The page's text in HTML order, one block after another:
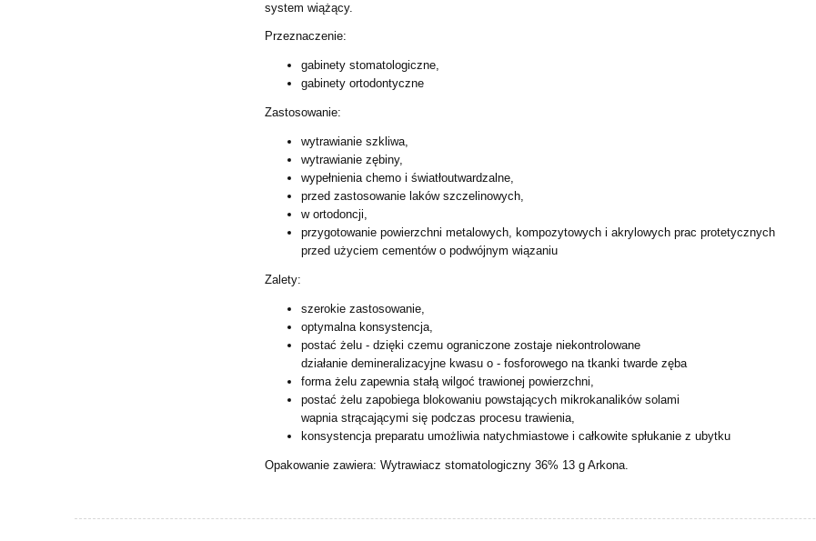
systemwiążący.
Przeznaczenie:
gabinety stomatologiczne,
gabinety ortodontyczne
Zastosowanie:
wytrawianie szkliwa,
wytrawianie zębiny,
wypełnienia chemo i światłoutwardzalne,
przed zastosowanie laków szczelinowych,
w ortodoncji,
przygotowanie powierzchni metalowych, kompozytowych i akrylowych pracprotetycznych
przed użyciem cementów o podwójnym wiązaniu
Zalety:
szerokie zastosowanie,
optymalna konsystencja,
postać żelu - dzięki czemu ograniczone zostaje niekontrolowane
działaniedemineralizacyjne kwasu o - fosforowego na tkanki twarde zęba
forma żelu zapewnia stałą wilgoć trawionej powierzchni,
postać żelu zapobiega blokowaniu powstających mikrokanalików solami
wapniastrącającymi się podczas procesu trawienia,
konsystencja preparatu umożliwia natychmiastowe i całkowite spłukanie z ubytku
Opakowanie zawiera: Wytrawiacz stomatologiczny 36% 13 g Arkona.